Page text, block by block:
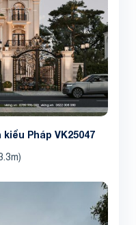
Share
Pháp VK25047